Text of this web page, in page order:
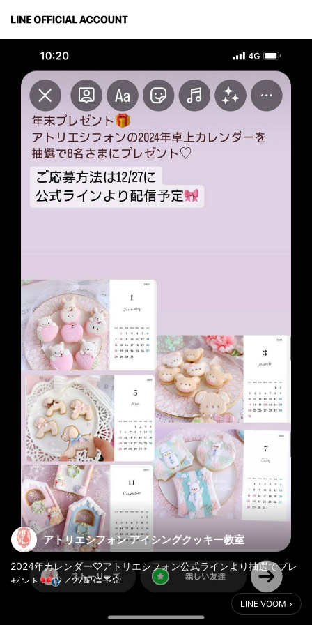
アトリエシフォン アイシングクッキー教室
2024年カレンダー♡アトリエシフォン公式ラインより抽選でプレ
ゼント🎀12／27配信予定
LINE VOOM